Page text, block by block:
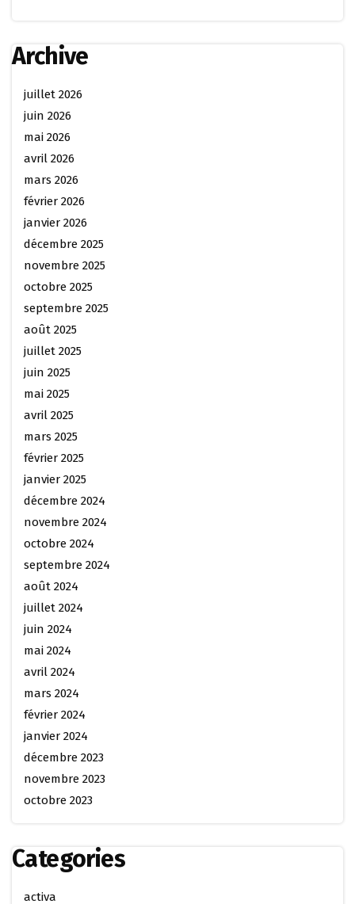
Archive
juillet 2026
juin 2026
mai 2026
avril 2026
mars 2026
février 2026
janvier 2026
décembre 2025
novembre 2025
octobre 2025
septembre 2025
août 2025
juillet 2025
juin 2025
mai 2025
avril 2025
mars 2025
février 2025
janvier 2025
décembre 2024
novembre 2024
octobre 2024
septembre 2024
août 2024
juillet 2024
juin 2024
mai 2024
avril 2024
mars 2024
février 2024
janvier 2024
décembre 2023
novembre 2023
octobre 2023
Categories
activa